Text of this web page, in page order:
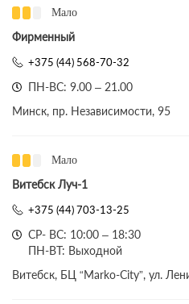
Мало
Фирменный
+375 (44) 568-70-32
ПН-ВС: 9.00 – 21.00
Минск, пр. Независимости, 95
Мало
Витебск Луч-1
+375 (44) 703-13-25
СР- ВС: 10:00 – 18:30
ПН-ВТ: Выходной
Витебск, БЦ “Marko-City”, ул.